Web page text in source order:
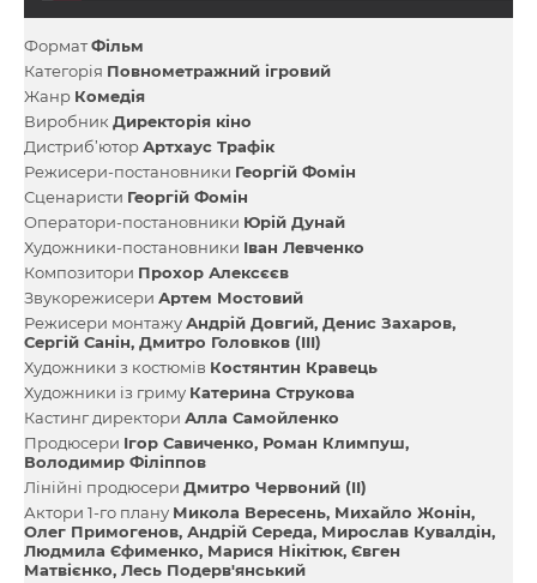
ФорматФільм
Категорія Повнометражний ігровий
Жанр Комедія
Виробник Директорія кіно
Дистриб’юторАртхаус Трафік
Режисери-постановники Георгій Фомін
Сценаристи Георгій Фомін
Оператори-постановники Юрій Дунай
Художники-постановники Іван Левченко
Композитори Прохор Алексєєв
Звукорежисери Артем Мостовий
Режисери монтажуАндрій Довгий Денис Захаров
Сергій Санін Дмитро Головков (ІІІ)
Художники з костюмів Костянтин Кравець
Художники із гриму Катерина Струкова
Кастинг директори Алла Самойленко
Продюсери Ігор Савиченко Роман Климпуш
Володимир Філіппов
Лінійні продюсери Дмитро Червоний (II)
Актори 1-го плану Микола Вересень Михайло Жонін
Олег Примогенов Андрій Середа Мирослав Кувалдін
Людмила Єфименко Марися Нікітюк Євген
Матвієнко Лесь Подерв'янський